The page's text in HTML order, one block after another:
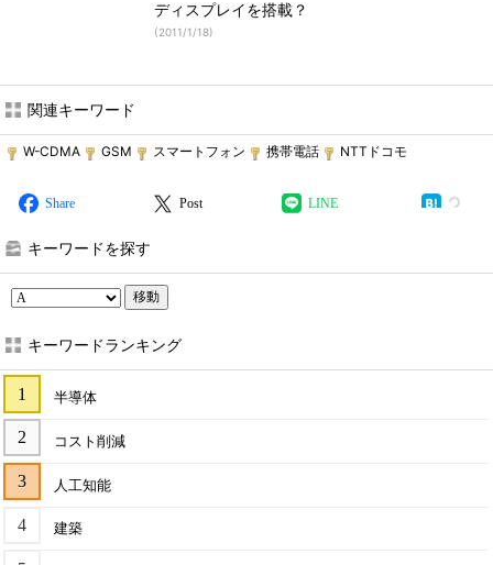
ディスプレイを搭載？
(2011/1/18)
関連キーワード
W-CDMA GSM スマートフォン 携帯電話 NTTドコモ
Share Post LINE
キーワードを探す
移動
キーワードランキング
半導体
コスト削減
人工知能
建築